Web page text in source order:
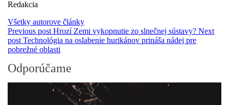
Redakcia
Všetky autorove články
Previous post Hrozí Zemi vykopnutie zo slnečnej sústavy? Next
post Technológia na oslabenie hurikánov prináša nádej pre
pobrežné oblasti
Odporúčame